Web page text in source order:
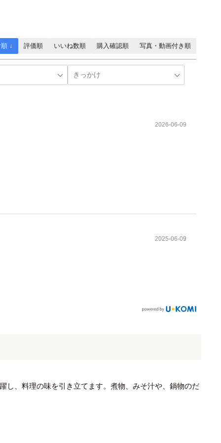
↓ 評価順 いいね数順 購入確認順 写真・動画付き順
2026-06-09
2025-06-09
し、料理の味を引き立てます。煮物、みそ汁や、鍋物のだ